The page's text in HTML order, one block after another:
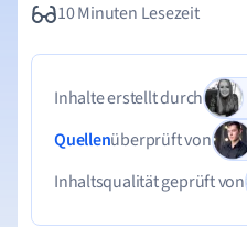
10 Minuten Lesezeit
Inhalte erstellt durch
Quellenüberprüft von
Inhaltsqualität geprüft von